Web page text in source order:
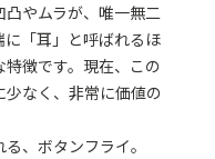
やムラが、唯一無二
「耳」と呼ばれるほ
徴です。現在、この
なく、非常に価値の
、ボタンフライ。